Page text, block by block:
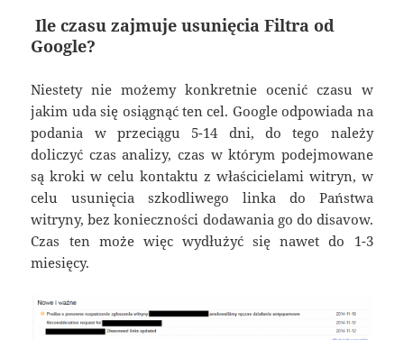
Ile czasu zajmuje usunięcia Filtra od
Google?
Niestety nie możemy konkretnie ocenić czasu w
jakim uda się osiągnąć ten cel. Google odpowiada na
podania w przeciągu 5-14 dni, do tego należy
doliczyć czas analizy, czas w którym podejmowane
są kroki w celu kontaktu z właścicielami witryn, w
celu usunięcia szkodliwego linka do Państwa
witryny, bez konieczności dodawania go do disavow.
Czas ten może więc wydłużyć się nawet do 1-3
miesięcy.